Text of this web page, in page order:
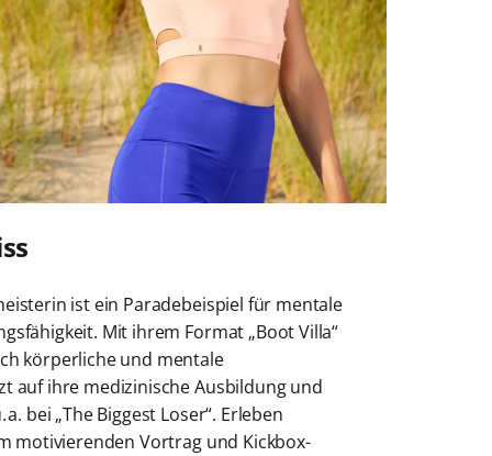
ist ein Paradebeispiel für mentale
Mit ihrem Format „Boot Villa“
körperliche und mentale
auf ihre medizinische Ausbildung und
bei „The Biggest Loser“. Erleben
motivierenden Vortrag und Kickbox-